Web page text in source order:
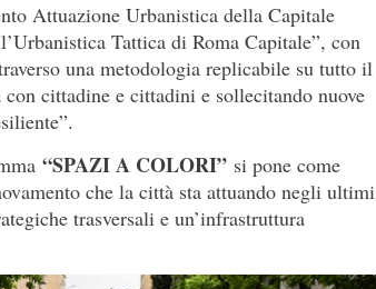
Attuazione Urbanistica della Capitale
Tattica di Roma Capitale”, con
una metodologia replicabile su tutto il
cittadine e cittadini e sollecitando nuove
“SPAZI A COLORI” si pone come
che la città sta attuando negli ultimi
trasversali e un’infrastruttura